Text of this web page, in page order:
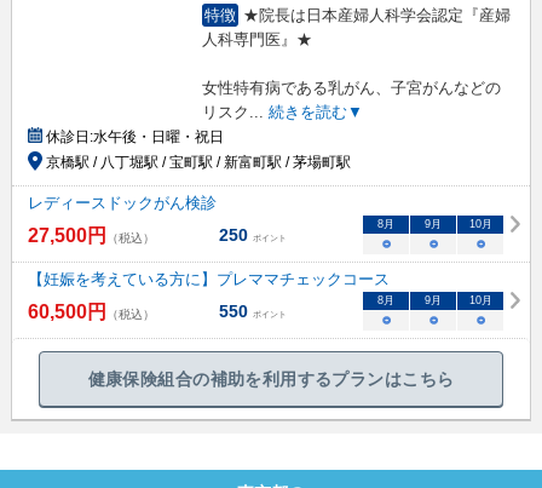
特徴 ★院長は日本産婦人科学会認定『産婦
人科専門医』★
女性特有病である乳がん、子宮がんなどの
リスク ... 続きを読む▼
休診日:水午後・日曜・祝日
京橋駅 / 八丁堀駅 / 宝町駅 / 新富町駅 / 茅場町駅
レディースドックがん検診
27,500円 （税込） 250 ポイント
8月 9月 10月
○ ○ ○
【妊娠を考えている方に】プレママチェックコース
60,500円 （税込） 550 ポイント
8月 9月 10月
○ ○ ○
健康保険組合の補助を利用するプランはこちら